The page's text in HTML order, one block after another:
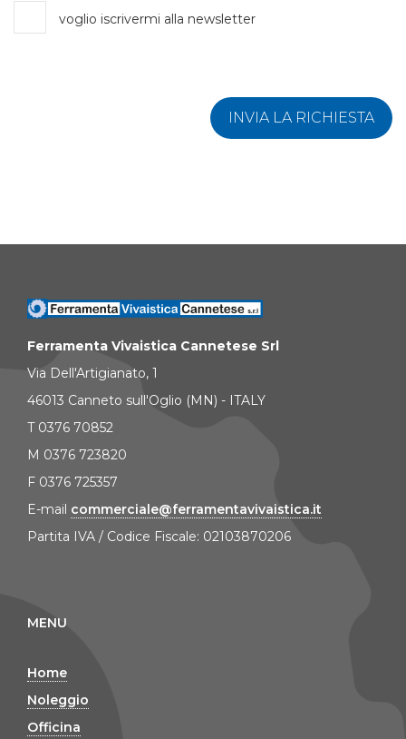
voglio iscrivermi alla newsletter
INVIA LA RICHIESTA
Ferramenta Vivaistica Cannetese Srl
Via Dell'Artigianato, 1
46013 Canneto sull'Oglio (MN) - ITALY
T 0376 70852
M 0376 723820
F 0376 725357
E-mail commerciale@ferramentavivaistica.it
Partita IVA / Codice Fiscale: 02103870206
MENU
Home
Noleggio
Officina